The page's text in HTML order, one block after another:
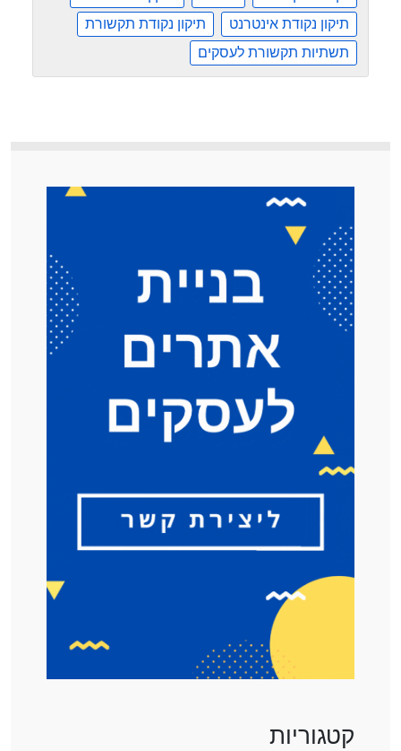
תיקון נקודת אינטרנט
תיקון נקודת תקשורת
תשתיות תקשורת לעסקים
קטגוריות